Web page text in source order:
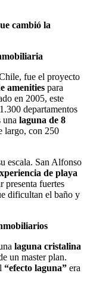
cambió la
fue el proyecto
amenities para
en 2005, este
departamentos
una laguna de 8
largo, con 250
escala. San Alfonso
de playa
presenta fuertes
dificultan el baño y
laguna cristalina
un master plan.
“efecto laguna” era